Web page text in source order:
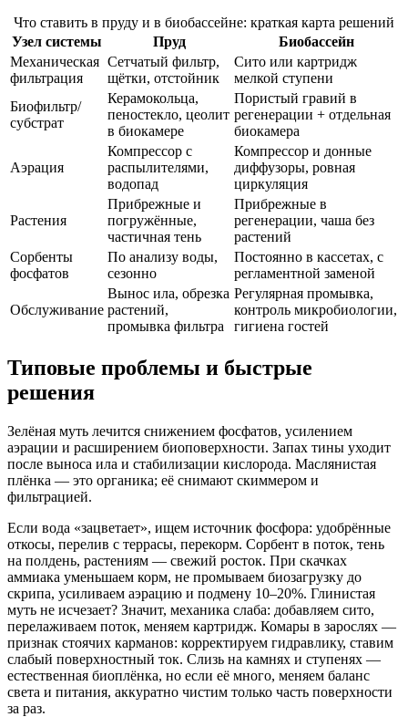
Что ставить в пруду и в биобассейне: краткая карта решений
Узел системы
Пруд
Биобассейн
Механическая
фильтрация
Сетчатый фильтр,
щётки, отстойник
Сито или картридж
мелкой ступени
Биофильтр/
субстрат
Керамокольца,
пеностекло, цеолит
в биокамере
Пористый гравий в
регенерации + отдельная
биокамера
Аэрация
Компрессор с
распылителями,
водопад
Компрессор и донные
диффузоры, ровная
циркуляция
Растения
Прибрежные и
погружённые,
частичная тень
Прибрежные в
регенерации, чаша без
растений
Сорбенты
фосфатов
По анализу воды,
сезонно
Постоянно в кассетах, с
регламентной заменой
Обслуживание
Вынос ила, обрезка
растений,
промывка фильтра
Регулярная промывка,
контроль микробиологии,
гигиена гостей
Типовые проблемы и быстрые
решения
Зелёная муть лечится снижением фосфатов, усилением
аэрации и расширением биоповерхности. Запах тины уходит
после выноса ила и стабилизации кислорода. Маслянистая
плёнка — это органика; её снимают скиммером и
фильтрацией.
Если вода «зацветает», ищем источник фосфора: удобрённые
откосы, перелив с террасы, перекорм. Сорбент в поток, тень
на полдень, растениям — свежий росток. При скачках
аммиака уменьшаем корм, не промываем биозагрузку до
скрипа, усиливаем аэрацию и подмену 10–20%. Глинистая
муть не исчезает? Значит, механика слаба: добавляем сито,
перелаживаем поток, меняем картридж. Комары в зарослях —
признак стоячих карманов: корректируем гидравлику, ставим
слабый поверхностный ток. Слизь на камнях и ступенях —
естественная биоплёнка, но если её много, меняем баланс
света и питания, аккуратно чистим только часть поверхности
за раз.